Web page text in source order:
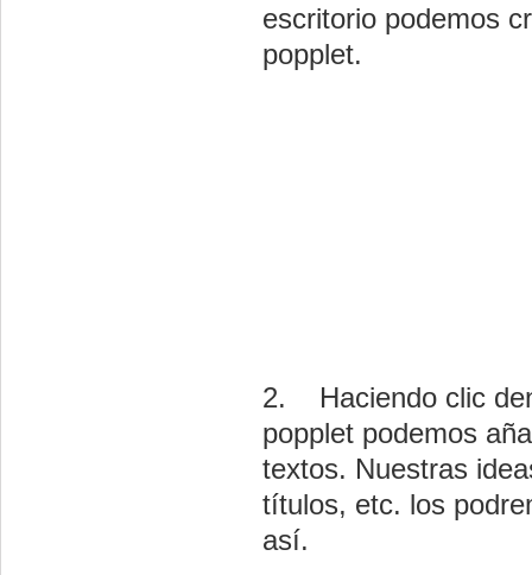
escritorio podemos
popplet.
2. Haciendo clic
popplet podemos
textos. Nuestras
títulos, etc. los
así.